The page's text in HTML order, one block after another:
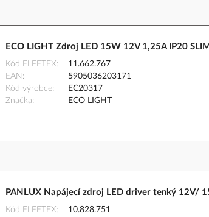
ECO LIGHT Zdroj LED 15W 12V 1,25A IP20
Kód ELFETEX
11.662.767
EAN
5905036203171
Kód výrobce
EC20317
Značka
ECO LIGHT
PANLUX Napájecí zdroj LED driver tenký 12V/
Kód ELFETEX
10.828.751